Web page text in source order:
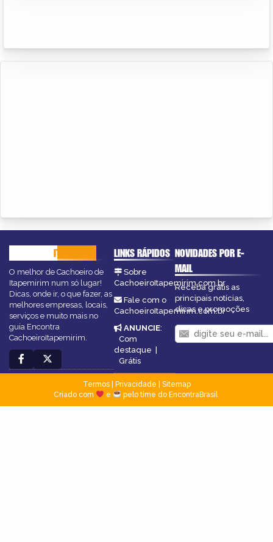
ITAPEMIRIM
O melhor de Cachoeiro de
Itapemirim num só lugar!
Dicas, onde ir, o que fazer, as
melhores empresas, locais,
serviços e muito mais no
guia Encontra
CachoeiroItapemirim.
LINKS RÁPIDOS
Sobre
CachoeiroItapemirim.com.br
Fale com o
CachoeiroItapemirim.com.br
ANUNCIE:
Com
destaque |
Grátis
NOVIDADES POR E-
MAIL
Receba grátis as
principais notícias,
dicas e promoções
Termos| Privacidade
Sitemap
Criado com
e pelo time do EncontraBrasil